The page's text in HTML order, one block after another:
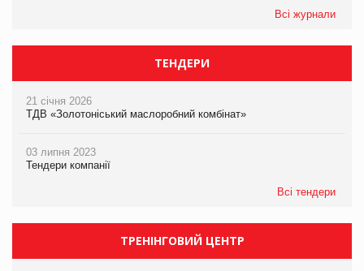
Всі журнали
ТЕНДЕРИ
21 січня 2026
ТДВ «Золотоніський маслоробний комбінат»
03 липня 2023
Тендери компанії
Всі тендери
ТРЕНІНГОВИЙ ЦЕНТР